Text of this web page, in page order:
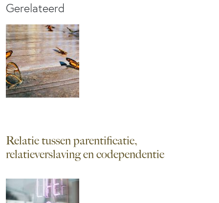
Gerelateerd
Relatie tussen parentificatie,
relatieverslaving en codependentie